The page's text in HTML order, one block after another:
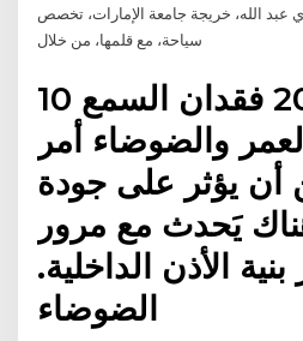
عبد الله، خريجة جامعة الإمارات، تخصص
سياحة، مع قلمها، من خلال
10 أيار (مايو) 2019 فقدان السمع
والضوضاء أمر
أن يؤثر على جودة
يَحدث مع مرور
الأذن الداخلية.